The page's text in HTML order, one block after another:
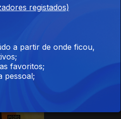
Captain
registados)
a partir de onde ficou,
favoritos;
pessoal;